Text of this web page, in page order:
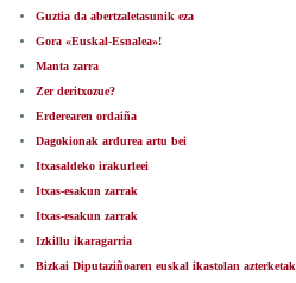
Guztia da abertzaletasunik eza
Gora «Euskal-Esnalea»!
Manta zarra
Zer deritxozue?
Erderearen ordaiña
Dagokionak ardurea artu bei
Itxasaldeko irakurleei
Itxas-esakun zarrak
Itxas-esakun zarrak
Izkillu ikaragarria
Bizkai Diputaziñoaren euskal ikastolan azterketak